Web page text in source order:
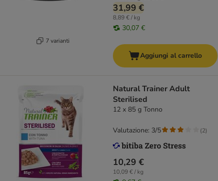
7 varianti
31,99 €
8,89 € / kg
30,07 €
Aggiungi al carrello
Natural Trainer Adult
Sterilised
12 x 85 g Tonno
10,29 €
10,09 € / kg
Valutazione: 3/5 (2)